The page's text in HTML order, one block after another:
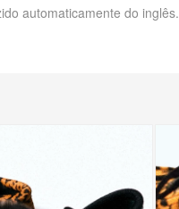
automaticamente do inglês.